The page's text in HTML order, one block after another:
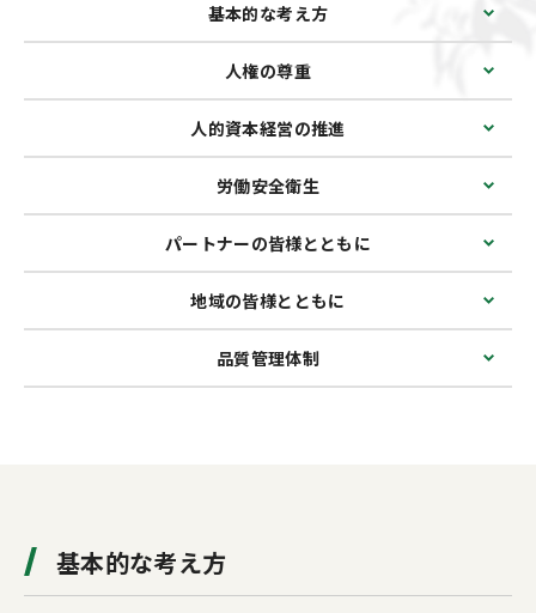
ニュース＆レポート
採用情報
住まい
お問い合わせ カスタマーセンター
基本的な考え方
人権の尊重
人的資本経営の推進
労働安全衛生
パートナーの皆様とともに
地域の皆様とともに
品質管理体制
基本的な考え方